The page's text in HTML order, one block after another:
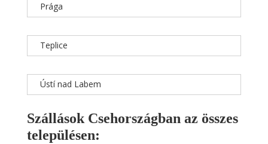
Prága
Teplice
Ústí nad Labem
Szállások Csehországban az összes
településen: